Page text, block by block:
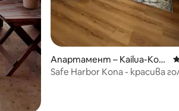
Апартамент – Kailua-Kon
a
Safe Harbor Kona - красива